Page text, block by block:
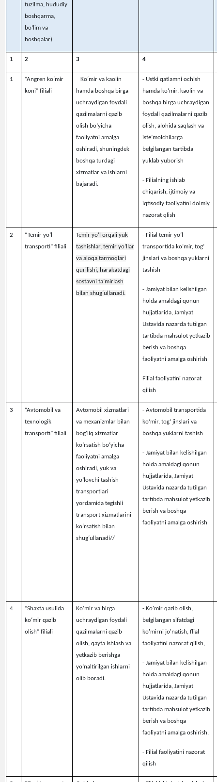
tuzilma, hududiy
boshqarma,
bo‘lim va
boshqalar)
1 2 3 4
1
“Angren ko‘mir
koni” filiali
Ko‘mir va kaolin
hamda boshqa birga
uchraydigan foydali
qazilmalarni qazib
olish bo‘yicha
faoliyatni amalga
oshiradi, shuningdek
boshqa turdagi
xizmatlar va ishlarni
bajaradi.
- Ustki qatlamni ochish
hamda ko‘mir, kaolin va
boshqa birga uchraydigan
foydali qazilmalarni qazib
olish, alohida saqlash va
iste’molchilarga
belgilangan tartibda
yuklab yuborish
- Filialning ishlab
chiqarish, ijtimoiy va
iqtisodiy faoliyatini doimiy
nazorat qlish
2
“Temir yo‘l
transporti” filiali
Temir yo‘l orqali yuk
tashishlar, temir yo‘llar
va aloqa tarmoqlari
qurilishi, harakatdagi
sostavni ta’mirlash
bilan shug‘ullanadi.
- Filial temir yoʻl
transportida koʻmir, togʻ
jinslari va boshqa yuklarni
tashish
- Jamiyat bilan kelishilgan
holda amaldagi qonun
hujjatlarida, Jamiyat
Ustavida nazarda tutilgan
tartibda mahsulot yetkazib
berish va boshqa
faoliyatni amalga oshirish
Filial faoliyatini nazorat
qilish
3
“Avtomobil va
texnologik
transporti” filiali
Avtomobil xizmatlari
va mexanizmlar bilan
bog‘liq xizmatlar
ko‘rsatish bo‘yicha
faoliyatni amalga
oshiradi, yuk va
yo‘lovchi tashish
transportlari
yordamida tegishli
transport xizmatlarini
ko‘rsatish bilan
shug‘ullanadi//
- Avtomobil transportida
koʻmir, togʻ jinslari va
boshqa yuklarni tashish
- Jamiyat bilan kelishilgan
holda amaldagi qonun
hujjatlarida, Jamiyat
Ustavida nazarda tutilgan
tartibda mahsulot yetkazib
berish va boshqa
faoliyatni amalga oshirish
4
“Shaxta usulida
ko‘mir qazib
olish” filiali
Ko‘mir va birga
uchraydigan foydali
qazilmalarni qazib
olish, qayta ishlash va
yetkazib berishga
yo‘naltirilgan ishlarni
olib boradi.
- Ko'mir qazib olish,
belgilangan sifatdagi
ko'mirni jo'natish, flial
faoliyatini nazorat qilish,
- Jamiyat bilan kelishilgan
holda amaldagi qonun
hujjatlarida, Jamiyat
Ustavida nazarda tutilgan
tartibda mahsulot yetkazib
berish va boshqa
faoliyatni amalga oshirish.
- Filial faoliyatini nazorat
qilish